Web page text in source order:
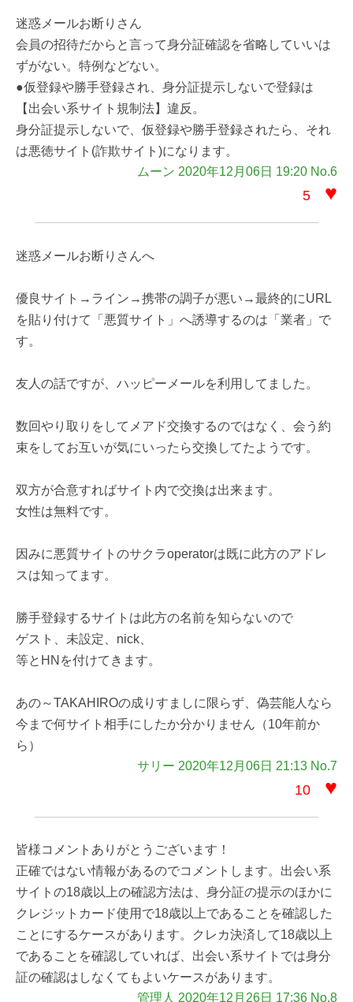
迷惑メールお断りさん
会員の招待だからと言って身分証確認を省略していいは
ずがない。特例などない。
●仮登録や勝手登録され、身分証提示しないで登録は
【出会い系サイト規制法】違反。
身分証提示しないで、仮登録や勝手登録されたら、それ
は悪徳サイト(詐欺サイト)になります。
ムーン 2020年12月06日 19:20 No.6
5 ♥
迷惑メールお断りさんへ
優良サイト→ライン→携帯の調子が悪い→最終的にURL
を貼り付けて「悪質サイト」へ誘導するのは「業者」で
す。
友人の話ですが、ハッピーメールを利用してました。
数回やり取りをしてメアド交換するのではなく、会う約
束をしてお互いが気にいったら交換してたようです。
双方が合意すればサイト内で交換は出来ます。
女性は無料です。
因みに悪質サイトのサクラoperatorは既に此方のアドレ
スは知ってます。
勝手登録するサイトは此方の名前を知らないので
ゲスト、未設定、nick、
等とHNを付けてきます。
あの～TAKAHIROの成りすましに限らず、偽芸能人なら
今まで何サイト相手にしたか分かりません（10年前か
ら）
サリー 2020年12月06日 21:13 No.7
10 ♥
皆様コメントありがとうございます！
正確ではない情報があるのでコメントします。出会い系
サイトの18歳以上の確認方法は、身分証の提示のほかに
クレジットカード使用で18歳以上であることを確認した
ことにするケースがあります。クレカ決済して18歳以上
であることを確認していれば、出会い系サイトでは身分
証の確認はしなくてもよいケースがあります。
管理人 2020年12月26日 17:36 No.8